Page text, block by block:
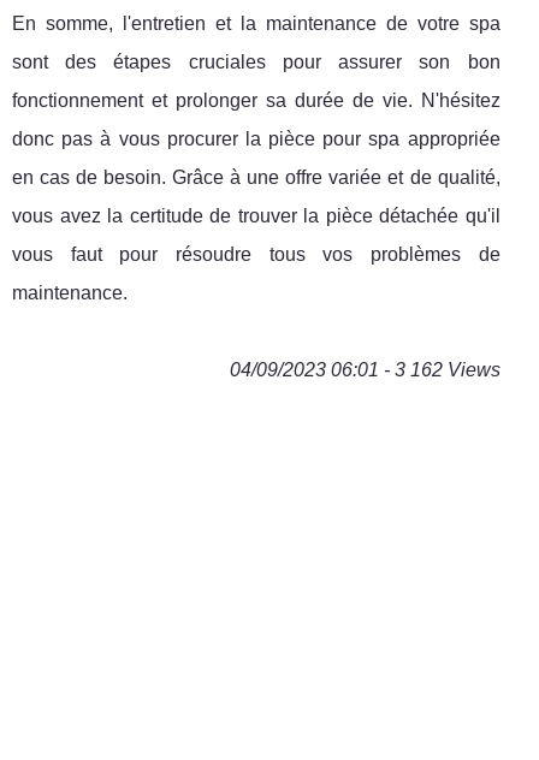
En somme, l'entretien et la maintenance de votre spa
sont des étapes cruciales pour assurer son bon
fonctionnement et prolonger sa durée de vie. N'hésitez
donc pas à vous procurer la pièce pour spa appropriée
en cas de besoin. Grâce à une offre variée et de qualité,
vous avez la certitude de trouver la pièce détachée qu'il
vous faut pour résoudre tous vos problèmes de
maintenance.
04/09/2023 06:01 - 3 162 Views